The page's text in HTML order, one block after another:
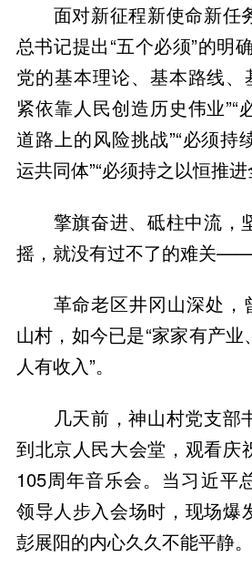
面对新征程新使命新任
总书记提出“五个必须”的明
党的基本理论、基本路线、
紧依靠人民创造历史伟业”“
道路上的风险挑战”“必须持
运共同体”“必须持之以恒推进
擎旗奋进、砥柱中流，
摇，就没有过不了的难关——
革命老区井冈山深处，
山村，如今已是“家家有产业
人有收入”。
几天前，神山村党支部
到北京人民大会堂，观看庆
105周年音乐会。当习近平
领导人步入会场时，现场爆
彭展阳的内心久久不能平静。